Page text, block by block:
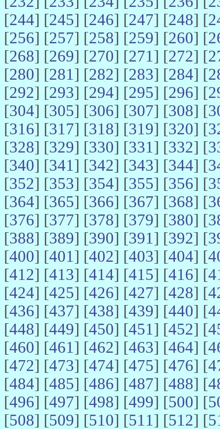
[244] [245] [246] [247] [248] [
[256] [257] [258] [259] [260] [
[268] [269] [270] [271] [272] [
[280] [281] [282] [283] [284] [
[292] [293] [294] [295] [296] [
[304] [305] [306] [307] [308] [
[316] [317] [318] [319] [320] [
[328] [329] [330] [331] [332] [
[340] [341] [342] [343] [344] [
[352] [353] [354] [355] [356] [
[364] [365] [366] [367] [368] [
[376] [377] [378] [379] [380] [
[388] [389] [390] [391] [392] [
[400] [401] [402] [403] [404] [
[412] [413] [414] [415] [416] [
[424] [425] [426] [427] [428] [
[436] [437] [438] [439] [440] [
[448] [449] [450] [451] [452] [
[460] [461] [462] [463] [464] [
[472] [473] [474] [475] [476] [
[484] [485] [486] [487] [488] [
[496] [497] [498] [499] [500] [
[508] [509] [510] [511] [512] [